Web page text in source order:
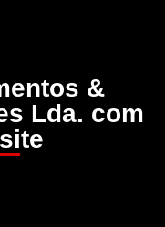
&
Lda. com